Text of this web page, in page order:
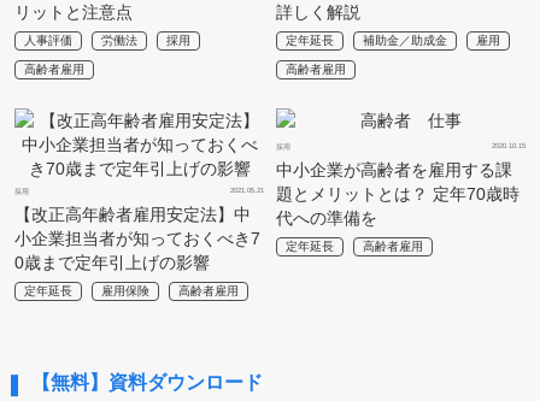
リットと注意点
人事評価 労働法 採用
高齢者雇用
詳しく解説
定年延長 補助金／助成金 雇用
高齢者雇用
採用 2021.05.21
【改正高年齢者雇用安定法】中
小企業担当者が知っておくべき7
0歳まで定年引上げの影響
定年延長 雇用保険 高齢者雇用
採用 2020.10.15
中小企業が高齢者を雇用する課
題とメリットとは？ 定年70歳時
代への準備を
定年延長 高齢者雇用
【無料】資料ダウンロード